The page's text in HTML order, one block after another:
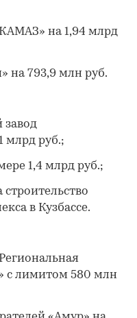
на 1,94 млрд
на 793,9 млн руб.
млрд руб.;
1,4 млрд руб.;
в Кузбассе.
с лимитом 580 млн